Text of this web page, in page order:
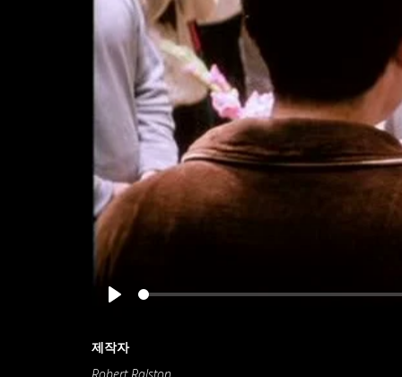
제작자